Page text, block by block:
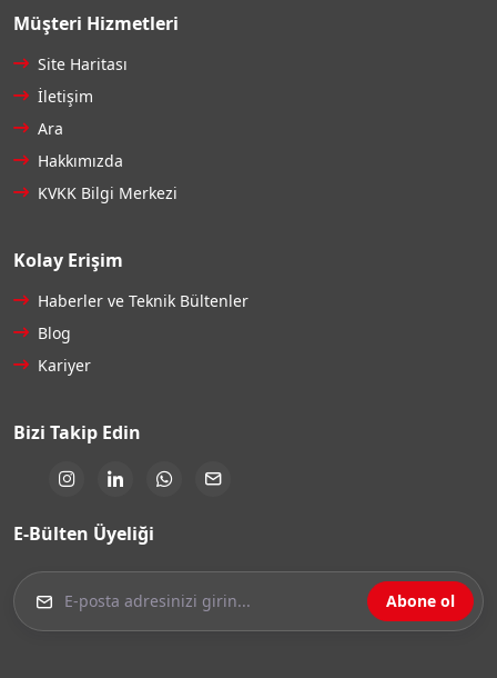
Müşteri Hizmetleri
Site Haritası
İletişim
Ara
Hakkımızda
KVKK Bilgi Merkezi
Kolay Erişim
Haberler ve Teknik Bültenler
Blog
Kariyer
Bizi Takip Edin
E-Bülten Üyeliği
Abone ol